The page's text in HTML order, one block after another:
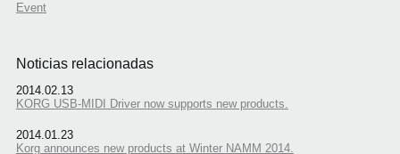
Event
Noticias relacionadas
2014.02.13
KORG USB-MIDI Driver now supports new products.
2014.01.23
Korg announces new products at Winter NAMM 2014.